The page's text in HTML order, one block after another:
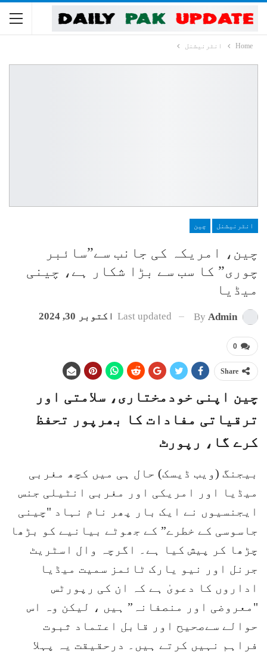
Home انٹرنیشنل
انٹرنیشنل چین
چین، امریکہ کی جانب سے”سائبر
چوری” کا سب سے بڑا شکار ہے، چینی
میڈیا
By Admin
Last updated اکتوبر 30, 2024
0
Share
چین اپنی خودمختاری، سلامتی اور
ترقیاتی مفادات کا بھرپور تحفظ
کرے گا، رپورٹ
بیجنگ (ویب ڈیسک) حال ہی میں کچھ مغربی
میڈیا اور امریکی اور مغربی انٹیلی جنس
ایجنسیوں نے ایک بار پھر نام نہاد "چینی
جاسوسی کے خطرے” کے جھوٹے بیانیے کو بڑھا
چڑھا کر پیش کیا ہے۔ اگرچہ وال اسٹریٹ
جرنل اور نیو یارک ٹائمز سمیت میڈیا
اداروں کا دعویٰ ہے کہ ان کی رپورٹس
"معروضی اور منصفانہ” ہیں ، لیکن وہ اس
حوالے سےصحیح اور قابل اعتماد ثبوت
فراہم نہیں کرتے ہیں۔ درحقیقت یہ پہلا